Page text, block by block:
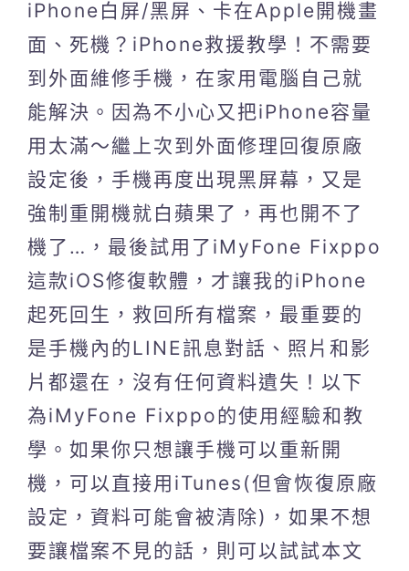
iPhone白屏/黑屏、卡在Apple開機畫
面、死機？iPhone救援教學！不需要
到外面維修手機，在家用電腦自己就
能解決。因為不小心又把iPhone容量
用太滿～繼上次到外面修理回復原廠
設定後，手機再度出現黑屏幕，又是
強制重開機就白蘋果了，再也開不了
機了…，最後試用了iMyFone Fixppo
這款iOS修復軟體，才讓我的iPhone
起死回生，救回所有檔案，最重要的
是手機內的LINE訊息對話、照片和影
片都還在，沒有任何資料遺失！以下
為iMyFone Fixppo的使用經驗和教
學。如果你只想讓手機可以重新開
機，可以直接用iTunes(但會恢復原廠
設定，資料可能會被清除)，如果不想
要讓檔案不見的話，則可以試試本文